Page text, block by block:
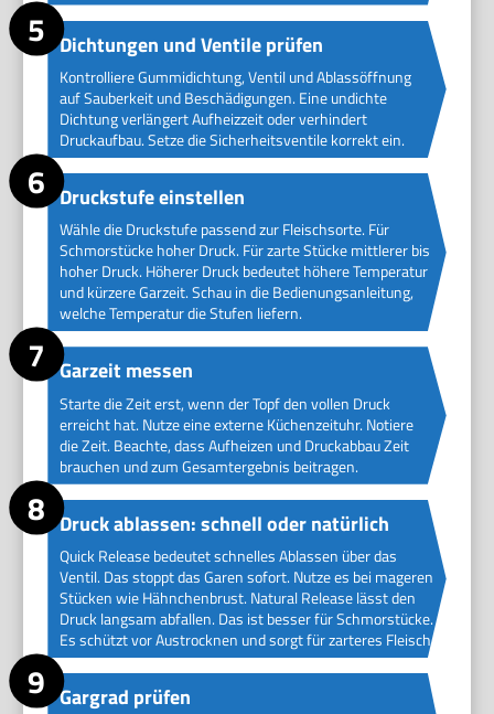
Dichtungen und Ventile prüfen
Kontrolliere Gummidichtung, Ventil und Ablassöffnung
auf Sauberkeit und Beschädigungen. Eine undichte
Dichtung verlängert Aufheizzeit oder verhindert
Druckaufbau. Setze die Sicherheitsventile korrekt ein.
Druckstufe einstellen
Wähle die Druckstufe passend zur Fleischsorte. Für
Schmorstücke hoher Druck. Für zarte Stücke mittlerer bis
hoher Druck. Höherer Druck bedeutet höhere Temperatur
und kürzere Garzeit. Schau in die Bedienungsanleitung,
welche Temperatur die Stufen liefern.
Garzeit messen
Starte die Zeit erst, wenn der Topf den vollen Druck
erreicht hat. Nutze eine externe Küchenzeituhr. Notiere
die Zeit. Beachte, dass Aufheizen und Druckabbau Zeit
brauchen und zum Gesamtergebnis beitragen.
Druck ablassen: schnell oder natürlich
Quick Release bedeutet schnelles Ablassen über das
Ventil. Das stoppt das Garen sofort. Nutze es bei mageren
Stücken wie Hähnchenbrust. Natural Release lässt den
Druck langsam abfallen. Das ist besser für Schmorstücke.
Es schützt vor Austrocknen und sorgt für zarteres Fleisch.
Gargrad prüfen